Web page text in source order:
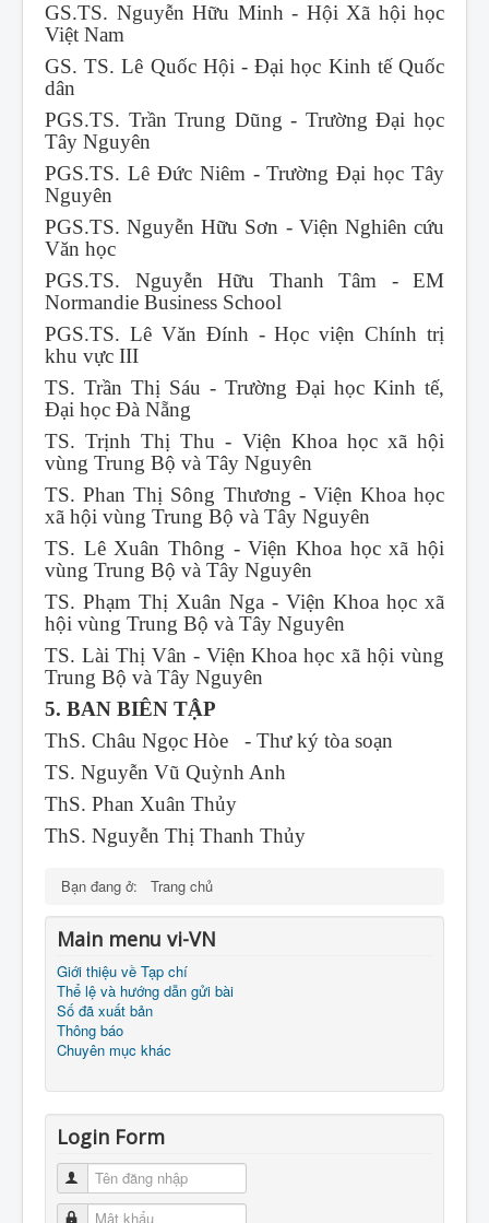
GS.TS. Nguyễn Hữu Minh - Hội Xã hội học
Việt Nam
GS. TS. Lê Quốc Hội - Đại học Kinh tế Quốc
dân
PGS.TS. Trần Trung Dũng - Trường Đại học
Tây Nguyên
PGS.TS. Lê Đức Niêm - Trường Đại học Tây
Nguyên
PGS.TS. Nguyễn Hữu Sơn - Viện Nghiên cứu
Văn học
PGS.TS. Nguyễn Hữu Thanh Tâm - EM
Normandie Business School
PGS.TS. Lê Văn Đính - Học viện Chính trị
khu vực III
TS. Trần Thị Sáu - Trường Đại học Kinh tế,
Đại học Đà Nẵng
TS. Trịnh Thị Thu - Viện Khoa học xã hội
vùng Trung Bộ và Tây Nguyên
TS. Phan Thị Sông Thương - Viện Khoa học
xã hội vùng Trung Bộ và Tây Nguyên
TS. Lê Xuân Thông - Viện Khoa học xã hội
vùng Trung Bộ và Tây Nguyên
TS. Phạm Thị Xuân Nga - Viện Khoa học xã
hội vùng Trung Bộ và Tây Nguyên
TS. Lài Thị Vân - Viện Khoa học xã hội vùng
Trung Bộ và Tây Nguyên
5. BAN BIÊN TẬP
ThS. Châu Ngọc Hòe - Thư ký tòa soạn
TS. Nguyễn Vũ Quỳnh Anh
ThS. Phan Xuân Thủy
ThS. Nguyễn Thị Thanh Thủy
Bạn đang ở: Trang chủ
Main menu vi-VN
Giới thiệu về Tạp chí
Thể lệ và hướng dẫn gửi bài
Số đã xuất bản
Thông báo
Chuyên mục khác
Login Form
Tên đăng nhập
Mật khẩu